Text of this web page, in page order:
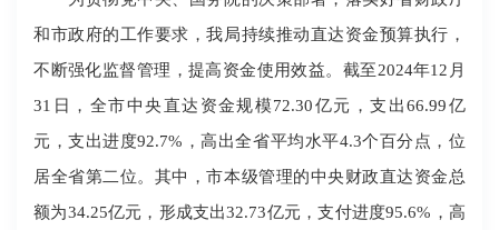
和市政府的工作要求，我局持续推动直达资金预算执行，
不断强化监督管理，提高资金使用效益。截至2024年12月
31日，全市中央直达资金规模72.30亿元，支出66.99亿
元，支出进度92.7%，高出全省平均水平4.3个百分点，位
居全省第二位。其中，市本级管理的中央财政直达资金总
额为34.25亿元，形成支出32.73亿元，支付进度95.6%，高